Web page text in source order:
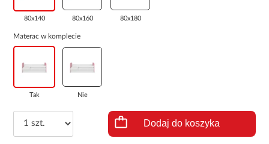
80x140 80x160 80x180
Materac w komplecie
Tak Nie
Dodaj do koszyka